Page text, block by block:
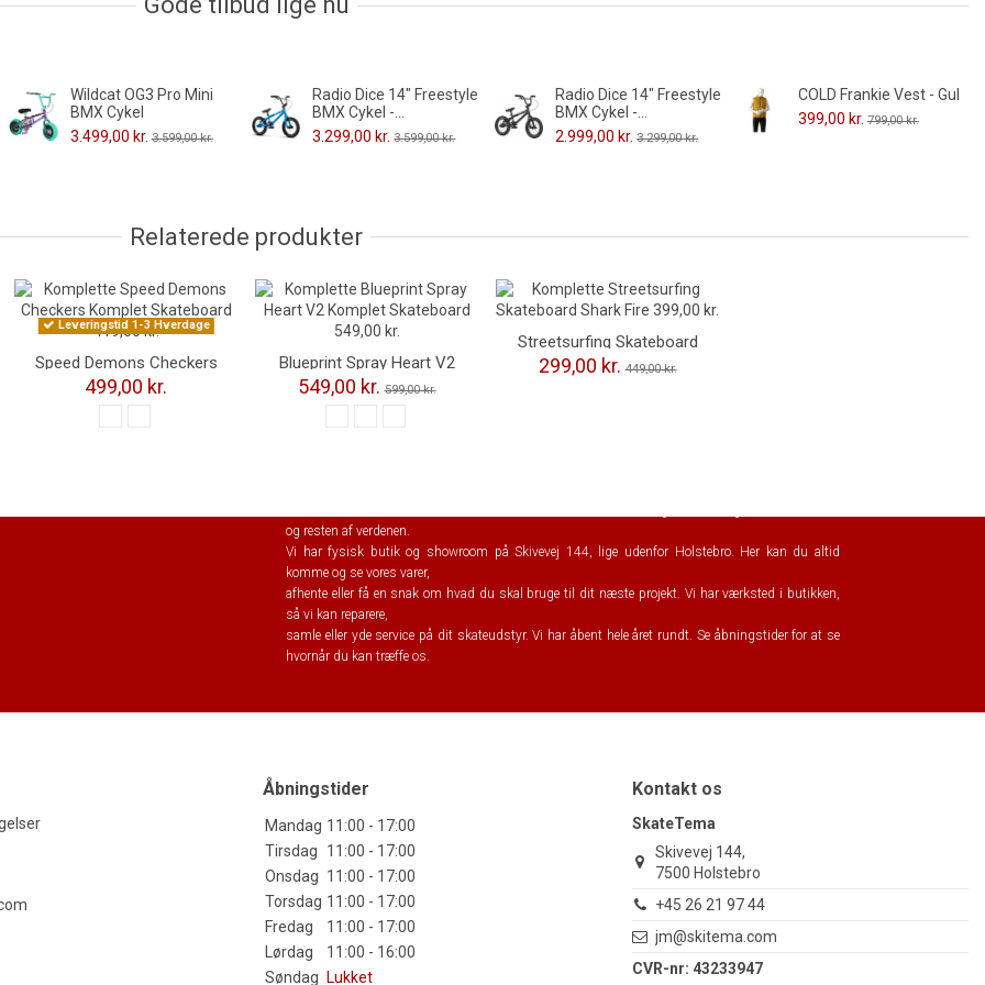
Wildcat OG3 Pro Mini
BMX Cykel
3.499,00 kr. 3.599,00 kr.
Radio Dice 14" Freestyle
BMX Cykel -...
3.299,00 kr. 3.599,00 kr.
Radio Dice 14" Freestyle
BMX Cykel -...
2.999,00 kr. 3.299,00 kr.
COLD Frankie Vest - Gul
399,00 kr. 799,00 kr.
Relaterede produkter
Leveringstid 1-3 Hverdage
Speed Demons Checkers
Komplet Skateboard
499,00 kr.
-50,00 kr.
Blueprint Spray Heart V2
Komplet Skateboard
549,00 kr.599,00 kr.
-150,00 kr.
Streetsurfing Skateboard
Shark Fire
299,00 kr.449,00 kr.
og resten af verdenen.
Vi har fysisk butik og showroom på Skivevej 144, lige udenfor Holstebro. Her kan du altid
komme og se vores varer,
afhente eller få en snak om hvad du skal bruge til dit næste projekt. Vi har værksted i butikken,
så vi kan reparere,
samle eller yde service på dit skateudstyr. Vi har åbent hele året rundt. Se åbningstider for at se
hvornår du kan træffe os.
Åbningstider
Mandag 11:00 - 17:00
Tirsdag
11:00 - 17:00
Onsdag 11:00 - 17:00
Torsdag 11:00 - 17:00
Fredag
11:00 - 17:00
Lørdag
11:00 - 16:00
Søndag
Lukket
Kontakt os
SkateTema
Skivevej 144,
7500 Holstebro
+45 26 21 97 44
jm@skitema.com
CVR-nr: 43233947